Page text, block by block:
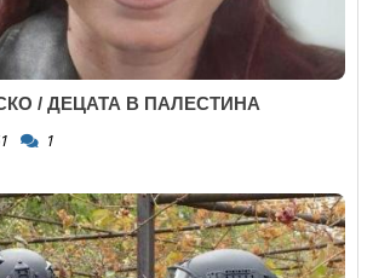
/ ДЕЦАТА В ПАЛЕСТИНА
1